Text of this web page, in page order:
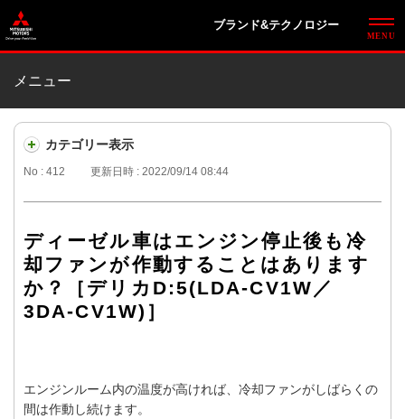
ブランド&テクノロジー
メニュー
カテゴリー表示
No : 412 更新日時 : 2022/09/14 08:44
ディーゼル車はエンジン停止後も冷
却ファンが作動することはあります
か？［デリカD:5(LDA-CV1W／
3DA-CV1W)］
エンジンルーム内の温度が高ければ、冷却ファンがしばらくの
間は作動し続けます。